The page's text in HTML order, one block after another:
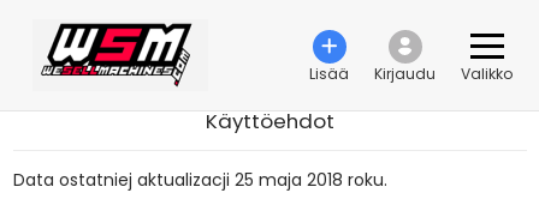
Lisää Kirjaudu Valikko
Käyttöehdot
Data ostatniej aktualizacji 25 maja 2018 roku.